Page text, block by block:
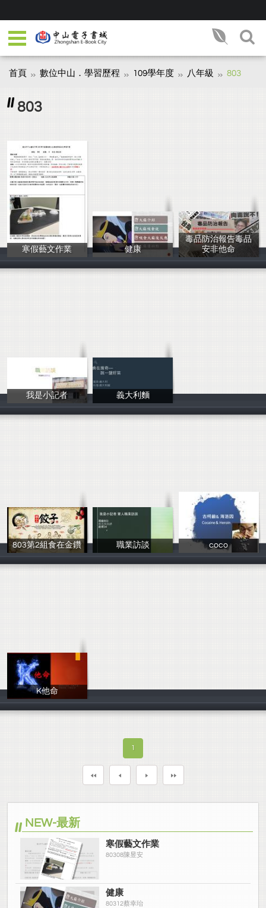
首頁 數位中山．學習歷程 109學年度 八年級 803
803
寒假藝文作業
80308陳昱安
健康
80312蔡幸珆
毒品防治報告毒品
安非他命
80322施柏仰
我是小記者
趙妤庭
義大利麵
A吉胖
803第2組食在金鑽
職業訪談
coco
K他命
劉芷妤
1
NEW-最新
寒假藝文作業
80308陳昱安
健康
80312蔡幸珆